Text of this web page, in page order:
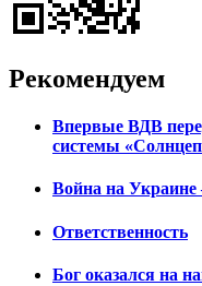
Рекомендуем
Впервые ВДВ
системы
Война на Украине
Ответственность
Бог оказался на